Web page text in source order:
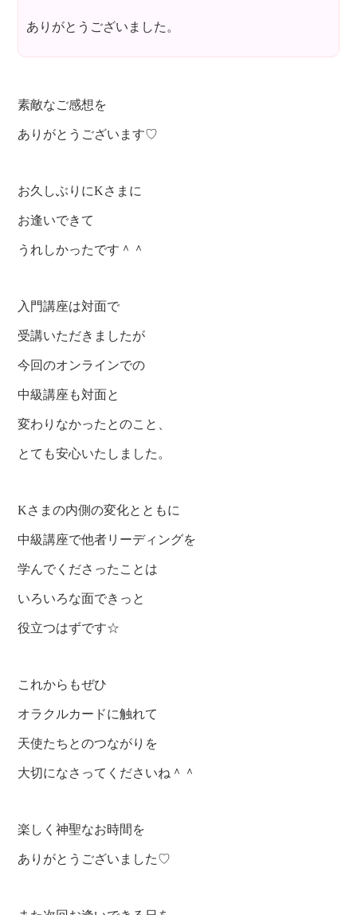
ありがとうございました。
素敵なご感想を
ありがとうございます♡
お久しぶりにKさまに
お逢いできて
うれしかったです＾＾
入門講座は対面で
受講いただきましたが
今回のオンラインでの
中級講座も対面と
変わりなかったとのこと、
とても安心いたしました。
Kさまの内側の変化とともに
中級講座で他者リーディングを
学んでくださったことは
いろいろな面できっと
役立つはずです☆
これからもぜひ
オラクルカードに触れて
天使たちとのつながりを
大切になさってくださいね＾＾
楽しく神聖なお時間を
ありがとうございました♡